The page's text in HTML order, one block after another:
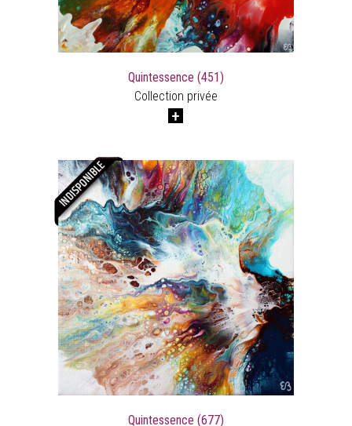
Quintessence (451)
Collection privée
Quintessence (677)